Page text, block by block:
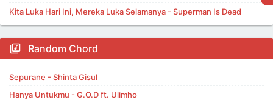
Kita Luka Hari Ini, Mereka Luka Selamanya - Superman Is Dead
Random Chord
Sepurane - Shinta Gisul
Hanya Untukmu - G.O.D ft. Ulimho